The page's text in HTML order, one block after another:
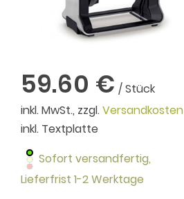
59.60 € / Stück
inkl. MwSt., zzgl.Versandkosten
inkl. Textplatte
Sofort versandfertig,
Lieferfrist 1-2 Werktage